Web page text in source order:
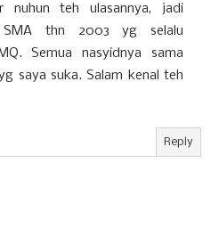
nuhun teh ulasannya, jadi
SMA thn 2003 yg selalu
Semua nasyidnya sama
saya suka. Salam kenal teh
Reply